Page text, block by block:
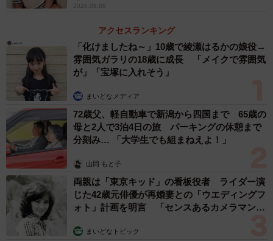
２月に東京・四谷三丁目駅近くのラーメン店「大平軒」で
初めて設置されると、その後は全国にまたたく間に普及
し、エビフライ、馬刺し、精肉の自販機なども登場した。
自販機によってはラーメン対決、餃子対決などをあおる企
画も実現。さらに、冷凍技術の進歩とも重なり、東京・築
地では近々、マグロやウニ、イクラも販売されるという。
そんなことから「サンデン」によると、全国から注文が
殺到し、生産が追いつかないほどだとか。代理店の浦部さ
んは「非接触はひとつのキーワード。今後は駅の切符売り
場も縮小傾向にあり、自販機を設置するスペースが生まれ
るでしょう。さらに、閉店後のスーパーで冷凍食品が販売
できたり、マンションや住宅街、テナントビルでもニーズ
はあると思います」と期待を寄せる。
2026.08.08
アクセスランキング
「化けましたね～」10歳で綾瀬はるかの娘役→
雰囲気ガラリの18歳に成長 「メイクで雰囲気
が」「宝塚に入れそう」
まいどなメディア
72歳父、軽自動車で新潟から四国まで 65歳の
母と2人で3泊4日の旅 パーキングの休憩まで
分刻み… 「大学生でも組まねえよ！」
山岡 もと子
両親は「東京キッド」の看板役者 ライダー演
じた42歳元俳優が再婚妻との「ウエディングフ
ォト」計画を明言 「センスあるカメラマン求
まいどなトピック